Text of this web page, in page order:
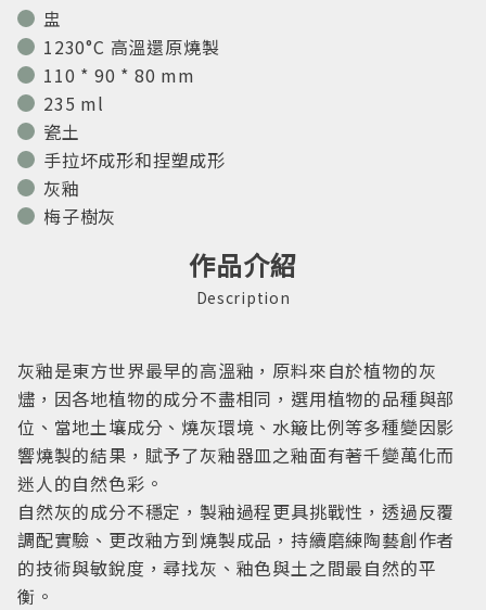
盅
1230°C 高溫還原燒製
110 * 90 * 80 mm
235 ml
瓷土
手拉坏成形和捏塑成形
灰釉
梅子樹灰
作品介紹
Description
灰釉是東方世界最早的高溫釉，原料來自於植物的灰
燼，因各地植物的成分不盡相同，選用植物的品種與部
位、當地土壤成分、燒灰環境、水簸比例等多種變因影
響燒製的結果，賦予了灰釉器皿之釉面有著千變萬化而
迷人的自然色彩。
自然灰的成分不穩定，製釉過程更具挑戰性，透過反覆
調配實驗、更改釉方到燒製成品，持續磨練陶藝創作者
的技術與敏銳度，尋找灰、釉色與土之間最自然的平
衡。